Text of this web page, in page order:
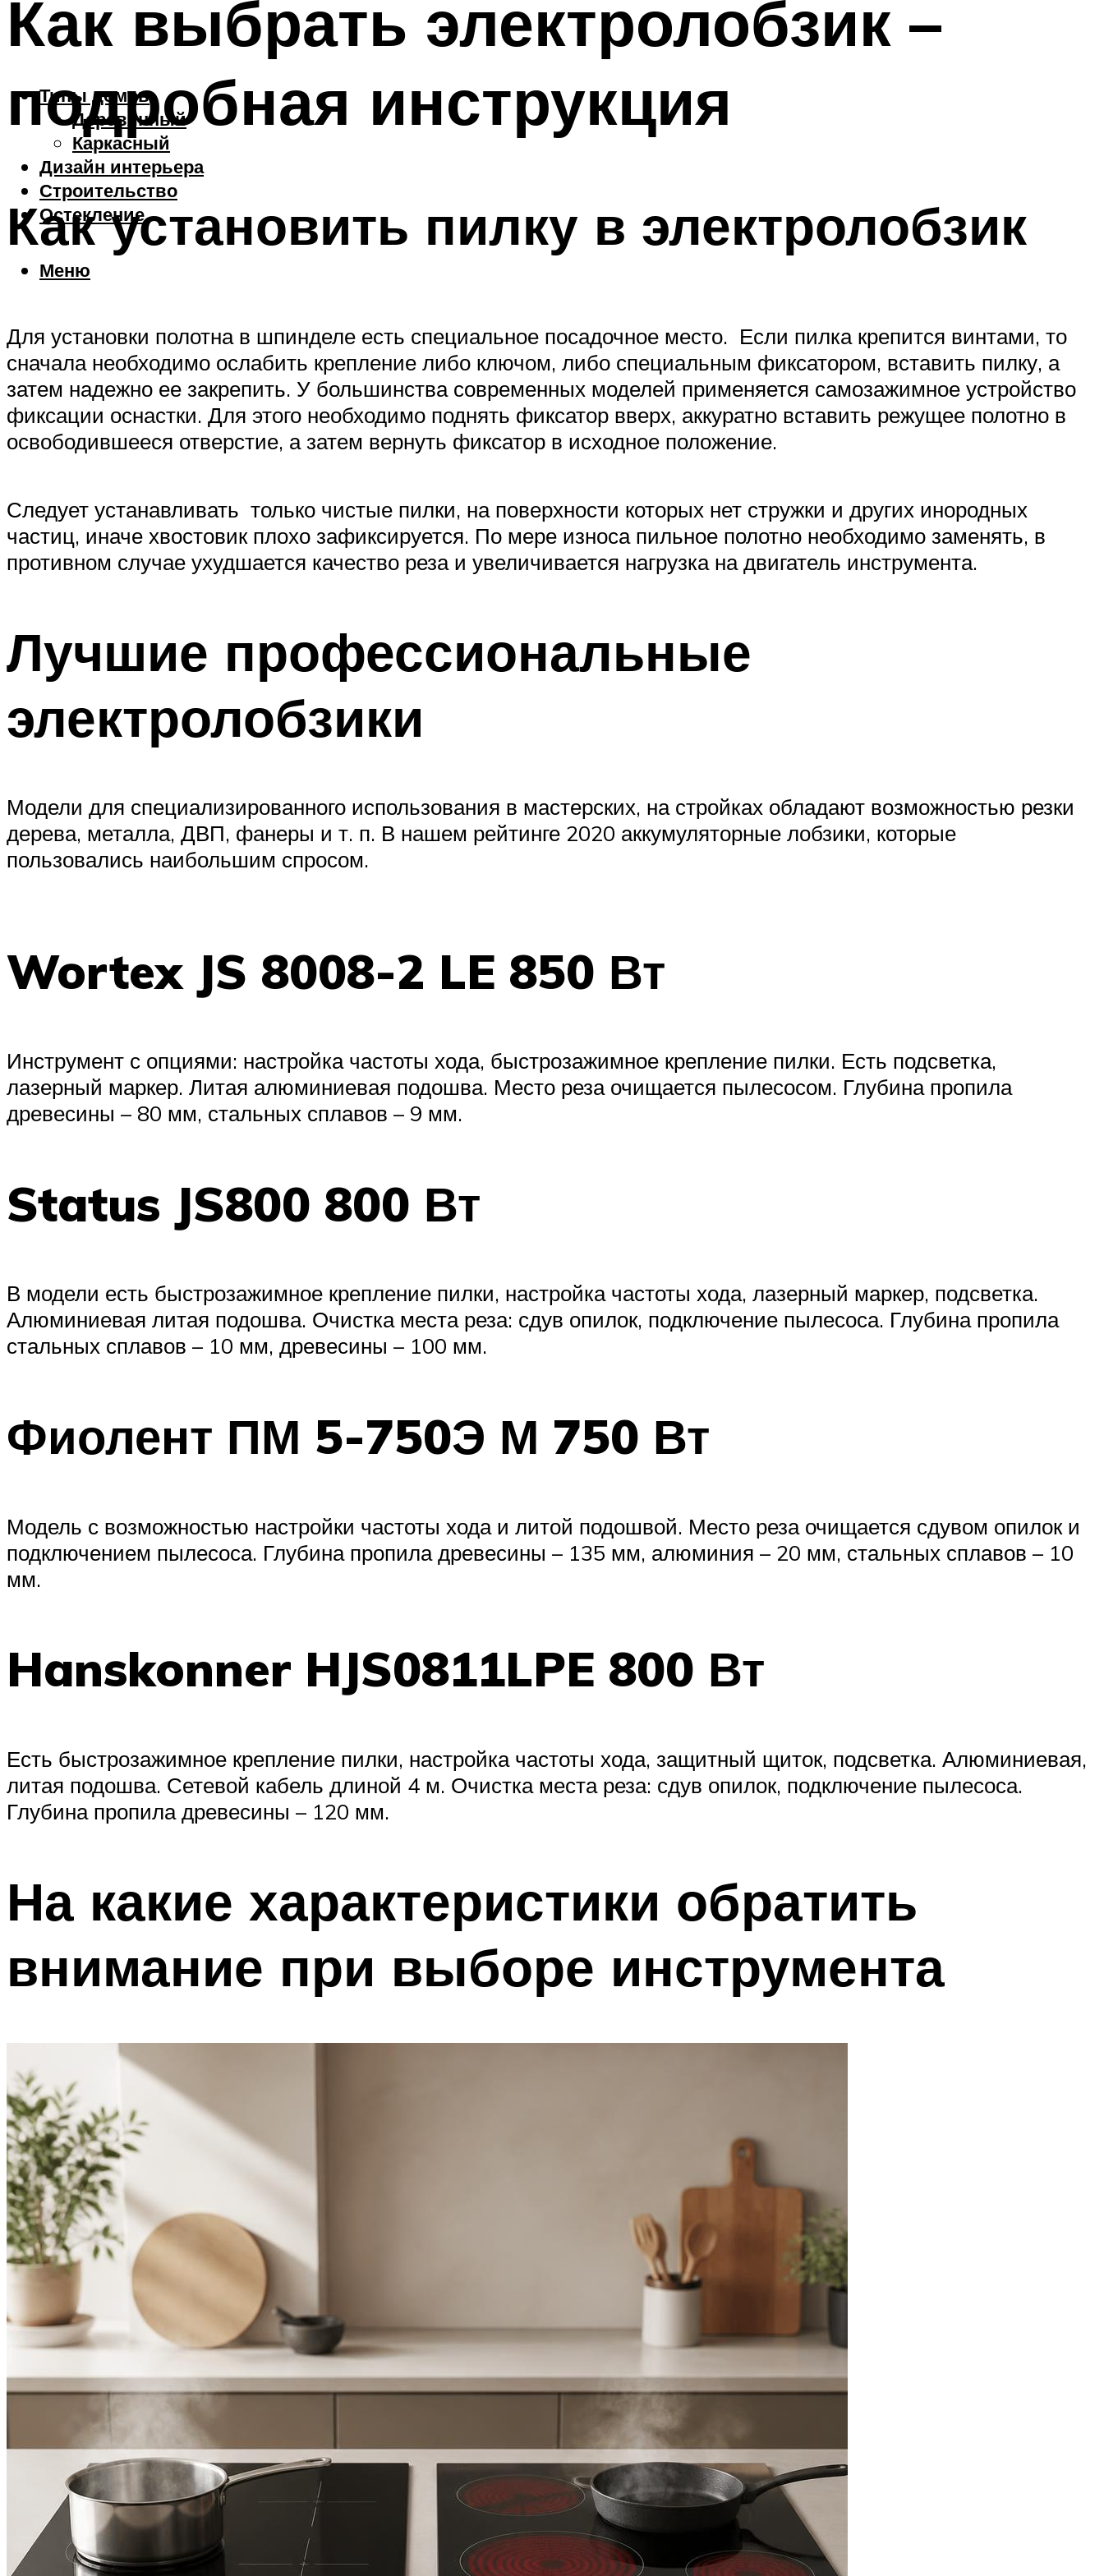
Типы домов
Деревянный
Каркасный
Дизайн интерьера
Строительство
Остекление
Меню
Как выбрать электролобзик –
подробная инструкция
Как установить пилку в электролобзик
Для установки полотна в шпинделе есть специальное посадочное место. Если пилка крепится винтами, то
сначала необходимо ослабить крепление либо ключом, либо специальным фиксатором, вставить пилку, а
затем надежно ее закрепить. У большинства современных моделей применяется самозажимное устройство
фиксации оснастки. Для этого необходимо поднять фиксатор вверх, аккуратно вставить режущее полотно в
освободившееся отверстие, а затем вернуть фиксатор в исходное положение.
Следует устанавливать только чистые пилки, на поверхности которых нет стружки и других инородных
частиц, иначе хвостовик плохо зафиксируется. По мере износа пильное полотно необходимо заменять, в
противном случае ухудшается качество реза и увеличивается нагрузка на двигатель инструмента.
Лучшие профессиональные
электролобзики
Модели для специализированного использования в мастерских, на стройках обладают возможностью резки
дерева, металла, ДВП, фанеры и т. п. В нашем рейтинге 2020 аккумуляторные лобзики, которые
пользовались наибольшим спросом.
Wortex JS 8008-2 LE 850 Вт
Инструмент с опциями: настройка частоты хода, быстрозажимное крепление пилки. Есть подсветка,
лазерный маркер. Литая алюминиевая подошва. Место реза очищается пылесосом. Глубина пропила
древесины – 80 мм, стальных сплавов – 9 мм.
Status JS800 800 Вт
В модели есть быстрозажимное крепление пилки, настройка частоты хода, лазерный маркер, подсветка.
Алюминиевая литая подошва. Очистка места реза: сдув опилок, подключение пылесоса. Глубина пропила
стальных сплавов – 10 мм, древесины – 100 мм.
Фиолент ПМ 5-750Э М 750 Вт
Модель с возможностью настройки частоты хода и литой подошвой. Место реза очищается сдувом опилок и
подключением пылесоса. Глубина пропила древесины – 135 мм, алюминия – 20 мм, стальных сплавов – 10
мм.
Hanskonner HJS0811LPE 800 Вт
Есть быстрозажимное крепление пилки, настройка частоты хода, защитный щиток, подсветка. Алюминиевая,
литая подошва. Сетевой кабель длиной 4 м. Очистка места реза: сдув опилок, подключение пылесоса.
Глубина пропила древесины – 120 мм.
На какие характеристики обратить
внимание при выборе инструмента